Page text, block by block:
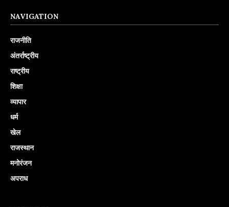
NAVIGATION
राजनीति
अंतर्राष्ट्रीय
राष्ट्रीय
शिक्षा
व्यापार
धर्म
खेल
राजस्थान
मनोरंजन
अपराध